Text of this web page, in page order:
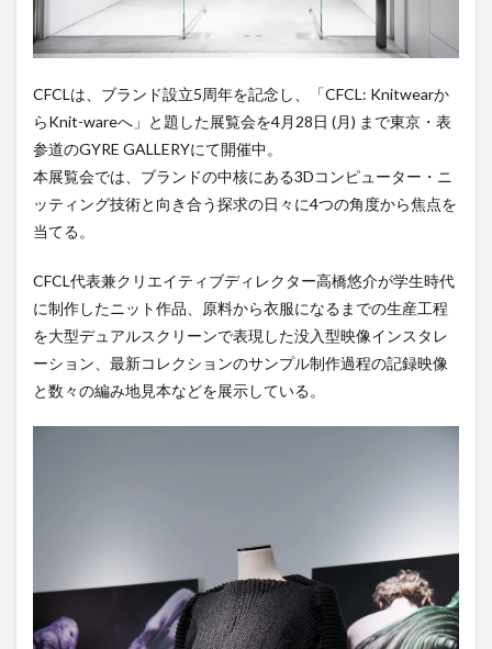
CFCLは、ブランド設立5周年を記念し、「CFCL: Knitwearか
らKnit-wareへ」と題した展覧会を4月28日 (月) まで東京・表
参道のGYRE GALLERYにて開催中。
本展覧会では、ブランドの中核にある3Dコンピューター・ニ
ッティング技術と向き合う探求の日々に4つの角度から焦点を
当てる。
CFCL代表兼クリエイティブディレクター高橋悠介が学生時代
に制作したニット作品、原料から衣服になるまでの生産工程
を大型デュアルスクリーンで表現した没入型映像インスタレ
ーション、最新コレクションのサンプル制作過程の記録映像
と数々の編み地見本などを展示している。